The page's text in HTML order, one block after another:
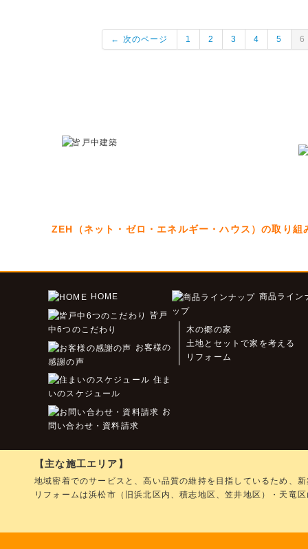
← 次のページ 1 2 3 4 5 6
ZEH（ネット・ゼロ・エネルギー・ハウス）の取り組
HOME
皆戸
中6つのこだわり
お客様の
感謝の声
住ま
いのスケジュール
お
問い合わせ・資料請求
商品ライン
ップ
木の郷の家
土地とセットで家を考える
リフォーム
【主な施工エリア】
地域密着でのサービスと、高い品質の維持を目指しているため、
リフォームは浜松市（旧浜北区内、積志地区、笠井地区）・天竜